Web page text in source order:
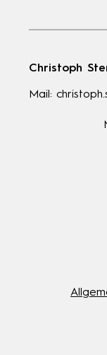
Christoph
Mail: